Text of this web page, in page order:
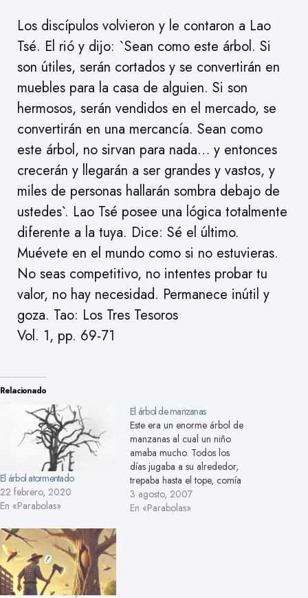
Los discípulos volvieron y le contaron a Lao
Tsé. El rió y dijo: `Sean como este árbol. Si
son útiles, serán cortados y se convertirán en
muebles para la casa de alguien. Si son
hermosos, serán vendidos en el mercado, se
convertirán en una mercancía. Sean como
este árbol, no sirvan para nada… y entonces
crecerán y llegarán a ser grandes y vastos, y
miles de personas hallarán sombra debajo de
ustedes`. Lao Tsé posee una lógica totalmente
diferente a la tuya. Dice: Sé el último.
Muévete en el mundo como si no estuvieras.
No seas competitivo, no intentes probar tu
valor, no hay necesidad. Permanece inútil y
goza. Tao: Los Tres Tesoros
Vol. 1, pp. 69-71
Relacionado
El árbol atormentado
22 febrero, 2020
En «Parabolas»
El árbol de manzanas
Este era un enorme árbol de
manzanas al cual un niño
amaba mucho. Todos los
días jugaba a su alrededor,
trepaba hasta el tope, comía
sus frutos y tomaba la siesta
bajo su sombra. El árbol
3 agosto, 2007
En «Parabolas»